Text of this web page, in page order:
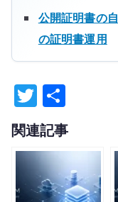
公開証明書の
の証明書運用
T
w
it
te
r
有
関連記事